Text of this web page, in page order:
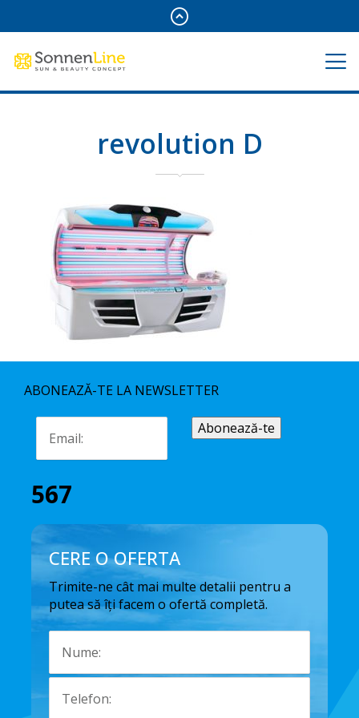
revolution D
ABONEAZĂ-TE LA NEWSLETTER
567
CERE O OFERTA
Trimite-ne cât mai multe detalii pentru a
putea să îți facem o ofertă completă.